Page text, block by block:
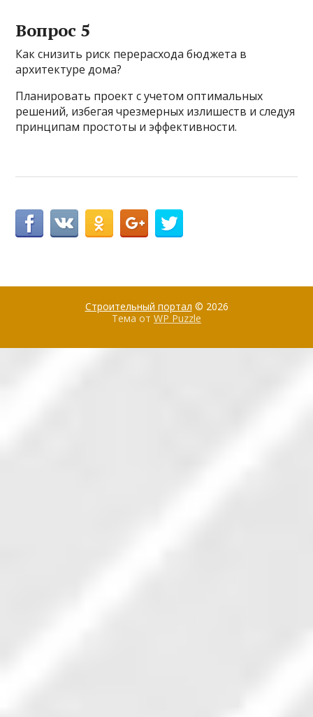
Вопрос 5
Как снизить риск перерасхода бюджета в
архитектуре дома?
Планировать проект с учетом оптимальных
решений, избегая чрезмерных излишеств и следуя
принципам простоты и эффективности.
Строительный портал © 2026
Тема от WP Puzzle